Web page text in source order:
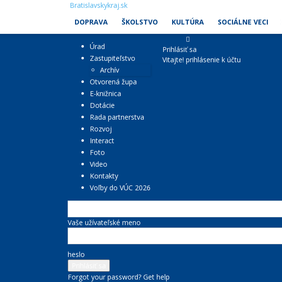
Bratislavskykraj.sk
DOPRAVA
ŠKOLSTVO KULTÚRA SOCIÁLNE VECI
Úrad
Zastupiteľstvo
Archív
Otvorená župa
E-knižnica
Dotácie
Rada partnerstva
Rozvoj
Interact
Foto
Video
Kontakty
Voľby do VÚC 2026
Prihlásiť sa
Vitajte! prihlásenie k účtu
Vaše užívateľské meno
heslo
Forgot your password? Get help